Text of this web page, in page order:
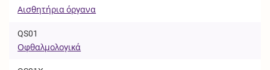
Αισθητήρια όργανα
QS01
Οφθαλμολογικά